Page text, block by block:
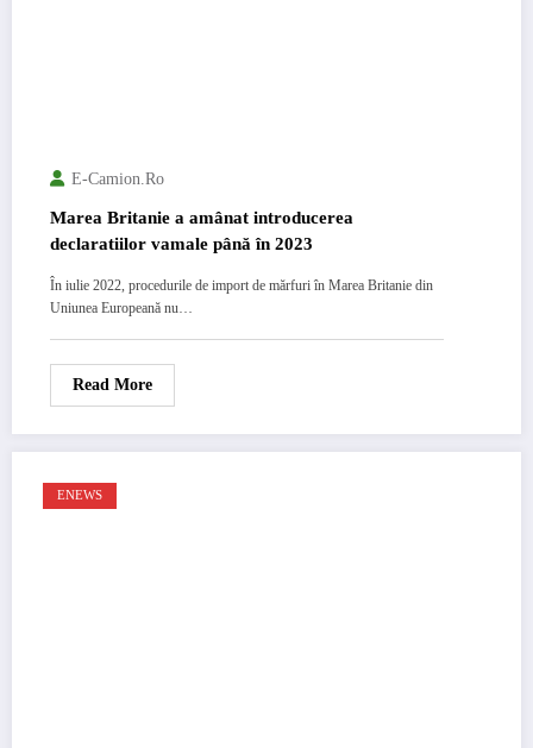
E-Camion.ro
Marea Britanie a amânat introducerea
declaratiilor vamale până în 2023
În iulie 2022, procedurile de import de mărfuri în Marea Britanie din
Uniunea Europeană nu…
Read More
ENEWS